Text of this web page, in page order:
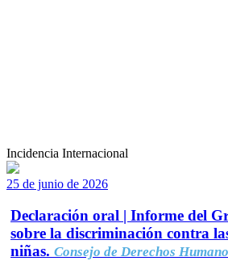
Incidencia Internacional
25 de junio de 2026
Declaración oral | Informe del
sobre la discriminación contra
niñas. Consejo de Derechos